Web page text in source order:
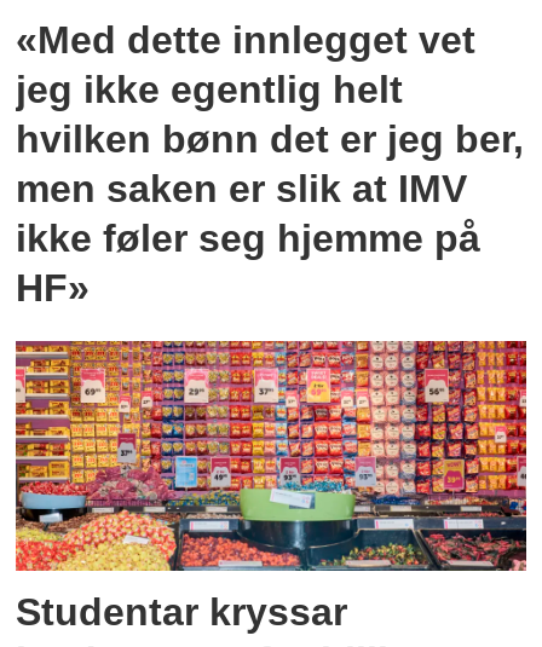
«Med dette innlegget vet
jeg ikke egentlig helt
hvilken bønn det er jeg ber,
men saken er slik at IMV
ikke føler seg hjemme på
HF»
Studentar kryssar